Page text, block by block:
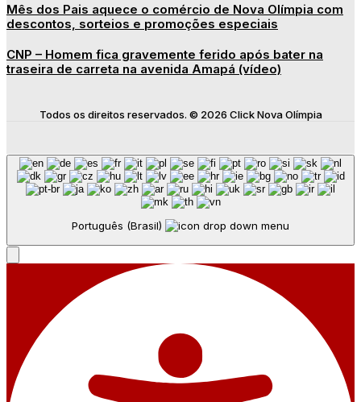
Mês dos Pais aquece o comércio de Nova Olímpia com
descontos, sorteios e promoções especiais
CNP – Homem fica gravemente ferido após bater na
traseira de carreta na avenida Amapá (vídeo)
Todos os direitos reservados. © 2026 Click Nova Olímpia
Português (Brasil)